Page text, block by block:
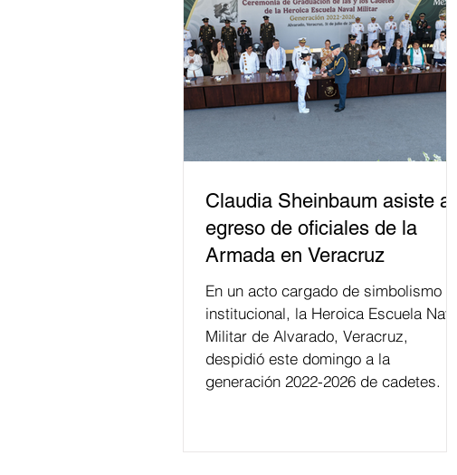
Claudia Sheinbaum asiste a
egreso de oficiales de la
Armada en Veracruz
En un acto cargado de simbolismo
institucional, la Heroica Escuela Naval
Militar de Alvarado, Veracruz,
despidió este domingo a la
generación 2022-2026 de cadetes.